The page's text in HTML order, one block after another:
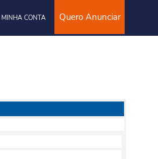
Quero Anunciar
MINHA CONTA